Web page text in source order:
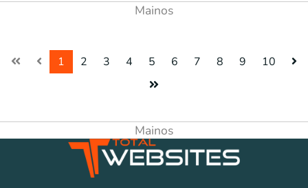
1 2 3 4 5 6 7 8 9 10